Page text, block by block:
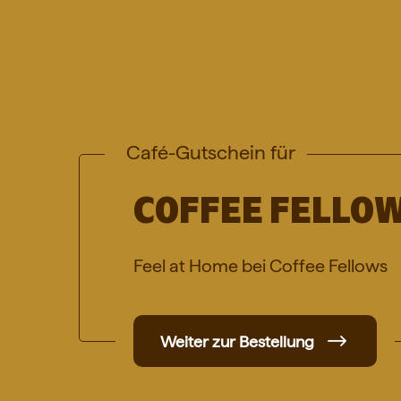
Café-Gutschein für
COFFEE
Feel at Home bei Coffee Fellows
Weiter zur Bestellung